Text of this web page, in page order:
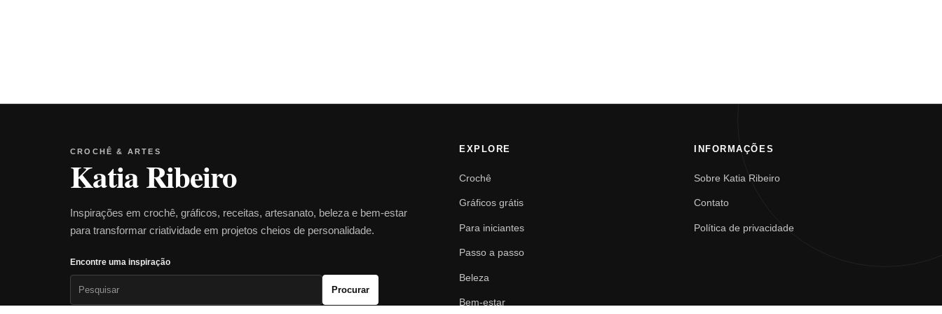
CROCHÊ & ARTES
Katia Ribeiro
Inspirações em crochê, gráficos, receitas, artesanato, beleza e bem-estar
para transformar criatividade em projetos cheios de personalidade.
Encontre uma inspiração
Procurar
EXPLORE
Crochê
Gráficos grátis
Para iniciantes
Passo a passo
Beleza
Bem-estar
INFORMAÇÕES
Sobre Katia Ribeiro
Contato
Política de privacidade